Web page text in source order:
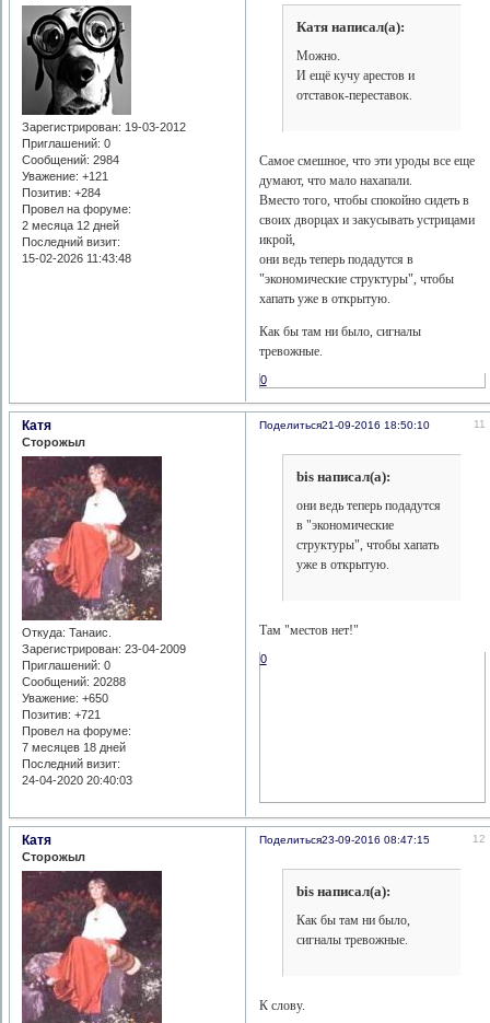
Зарегистрирован: 19-03-2012
Приглашений: 0
Сообщений: 2984
Уважение: +121
Позитив: +284
Провел на форуме:
2 месяца 12 дней
Последний визит:
15-02-2026 11:43:48
Катя написал(а):
Можно.
И ещё кучу арестов и
отставок-переставок.
Самое смешное, что эти уроды все еще
думают, что мало нахапали.
Вместо того, чтобы спокойно сидеть в
своих дворцах и закусывать устрицами
икрой,
они ведь теперь подадутся в
"экономические структуры", чтобы
хапать уже в открытую.
Как бы там ни было, сигналы
тревожные.
0
Поделиться 11
21-09-2016 18:50:10
Катя
Сторожыл
Откуда: Танаис.
Зарегистрирован: 23-04-2009
Приглашений: 0
Сообщений: 20288
Уважение: +650
Позитив: +721
Провел на форуме:
7 месяцев 18 дней
Последний визит:
24-04-2020 20:40:03
bis написал(а):
они ведь теперь подадутся
в "экономические
структуры", чтобы хапать
уже в открытую.
Там "местов нет!"
0
Поделиться 12
23-09-2016 08:47:15
Катя
Сторожыл
bis написал(а):
Как бы там ни было,
сигналы тревожные.
К слову.